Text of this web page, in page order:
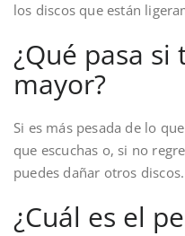
los discos que están
¿Qué pasa
mayor?
Si es más pesada de lo
que escuchas o, si no
puedes dañar otros discos.
¿Cuál es el